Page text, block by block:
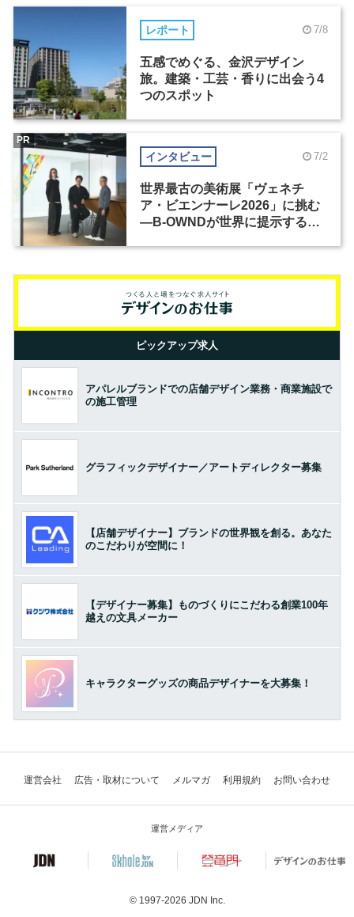
レポート 7/8
五感でめぐる、金沢デザイン
旅。建築・工芸・香りに出会う4
つのスポット
インタビュー 7/2
世界最古の美術展「ヴェネチ
ア・ビエンナーレ2026」に挑む
―B-OWNDが世界に提示する美
PR
ピックアップ求人
アパレルブランドでの店舗デザイン業務・商業施設で
の施工管理
グラフィックデザイナー／アートディレクター募集
【店舗デザイナー】ブランドの世界観を創る。あなた
のこだわりが空間に！
【デザイナー募集】ものづくりにこだわる創業100年
越えの文具メーカー
キャラクターグッズの商品デザイナーを大募集！
運営会社 広告・取材について メルマガ 利用規約 お問い合わせ
運営メディア
© 1997-2026 JDN Inc.